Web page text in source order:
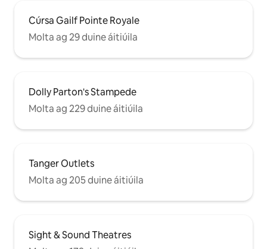
Cúrsa Gailf Pointe Royale
Molta ag 29 duine áitiúila
Dolly Parton's Stampede
Molta ag 229 duine áitiúila
Tanger Outlets
Molta ag 205 duine áitiúila
Sight & Sound Theatres